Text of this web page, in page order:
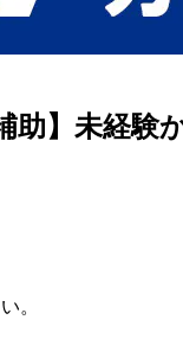
助】未経
。